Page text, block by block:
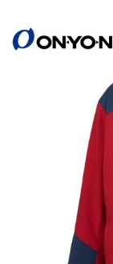
よくある質問